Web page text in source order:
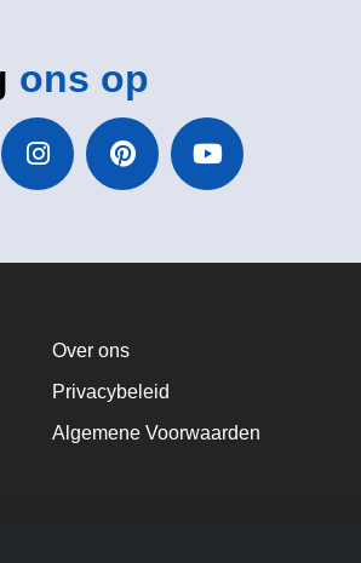
ons op
Over ons
Privacybeleid
Algemene Voorwaarden